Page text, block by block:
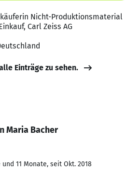
Nicht-Produktionsmaterial
Carl Zeiss AG
Einträge zu sehen.
Maria Bacher
und 11 Monate, seit Okt. 2018